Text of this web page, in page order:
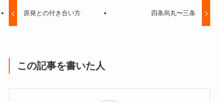
原発との付き合い方 四条烏丸〜三条
この記事を書いた人